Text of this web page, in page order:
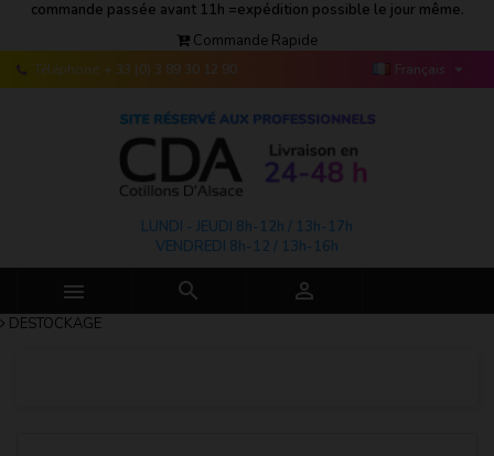
commande passée avant 11h =expédition possible le jour même.
Commande Rapide
Téléphone: + 33 (0) 3 89 30 12 90 Français 
LUNDI - JEUDI 8h-12h / 13h-17h
VENDREDI 8h-12 / 13h-16h
  
DESTOCKAGE